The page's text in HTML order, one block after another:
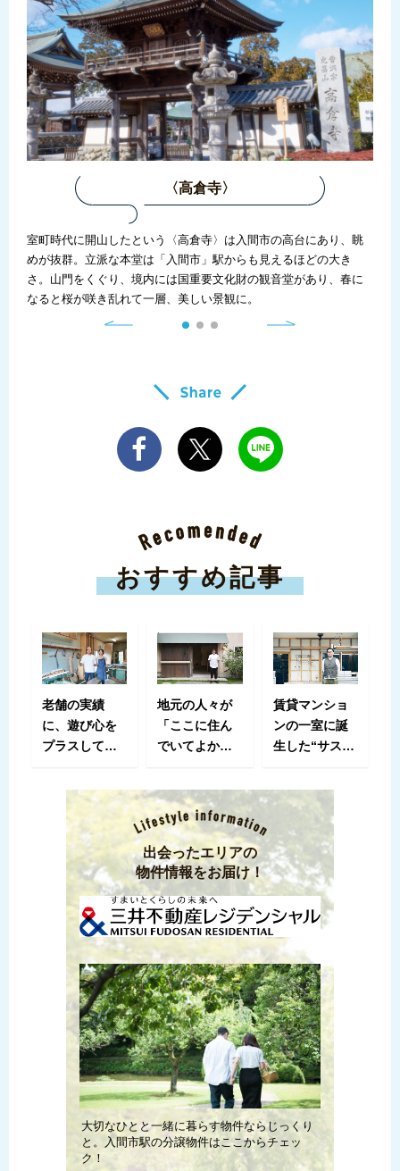
〈高倉寺〉
室町時代に開山したという〈高倉寺〉は入間市の高台にあり、眺
めが抜群。立派な本堂は「入間市」駅からも見えるほどの大き
さ。山門をくぐり、境内には国重要文化財の観音堂があり、春に
なると桜が咲き乱れて一層、美しい景観に。
おすすめ記事
老舗の実績
に、遊び心を
プラスして。
｜SOF SENSE
OF FUN〉が企
む街開き。
地元の人々が
「ここに住ん
でいてよかっ
場を。多目的
スペース〈つ
むじ〉から発
信する東村山
の魅力とは。
賃貸マンショ
ンの一室に誕
生した“サステ
しの実験場”。
石神井公園
〈R‐Space〉
が提案する、
ローカルライ
フのすすめ。
出会ったエリアの
物件情報をお届け！
大切なひとと一緒に暮らす物件ならじっくり
と。入間市駅の分譲物件はここからチェッ
ク！